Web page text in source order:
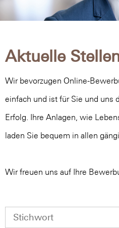
Aktuelle
Wir bevorzugen Online-
einfach und ist für Sie und uns
Erfolg. Ihre Anlagen, wie
laden Sie bequem in allen
Wir freuen uns auf Ihre